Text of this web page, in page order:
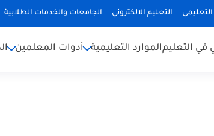
التعليم الالكتروني الجامعات والخدمات الطلابية
في التعليمالموارد التعليمية أدوات المعلمين